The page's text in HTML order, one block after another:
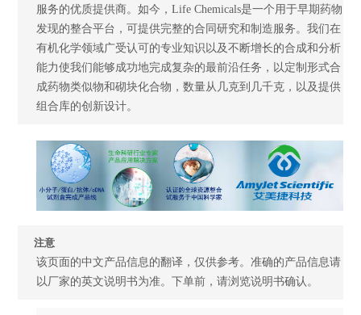
服务的优质提供商。如今，Life Chemicals是一个用于早期药物
发现的整合平台，可提供完整的合同研究和制造服务。我们在
有机化学领域广受认可的专业知识以及不断增长的合成和分析
能力使我们能够成功地完成复杂的最前沿任务，以定制形式合
成药物类似物和砌块化合物，数量从几克到几千克，以及提供
组合库的创新设计。
注意
该页面的中文产品信息的翻译，仅供参考。准确的产品信息请
以厂家的英文说明书为准。下单前，请浏览说明书确认。